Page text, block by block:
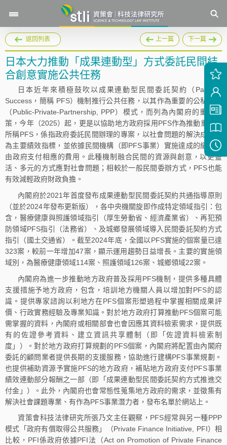
返回列表 上一篇 下一篇
日本大力推動「成果連動型」方式委託民間結
合創意實施公共任務
日本近年來積極鼓吹以成果連動型民間委託契約（Pay For
Success，簡稱 PFS）機制推行公共任務，以其作為重要的公私協力
（Public-Private-Partnership, PPP）模式，而列為內閣府的重要政
策，今年（2025）起，更是以協助地方政府採用PFS作為推動重點。
所稱PFS，係指政府委託民間辦理的專案，以社會問題的解決成效作
為主要績效指標，並依據民間機構（即PFS事業）實施達成的績效，
由政府支付相應的費用。此種機制融合民間的資源與創意，以更靈
活、多元的方式應對社會問題；相較於一般民間委辦方式，PFS也能
有效減輕政府財政負擔。
內閣府於2021年首度發布成果連動型民間委託契約共通指導原則
（並於2024年發布更新版），各中央機關旋即作成特定領域指引：包
含，醫療健康與照護領域指引（厚生勞動省、經濟產業省）、再犯預
防領域PFS指引（法務省）、及城鄉發展領域導入民間委託契約方式
指引（國土交通省）。截至2024年底，全國以PFS實施的個案量已達
323案，較前一年增加47案，顯示運用趨勢日益增長。主要的實施領
域別，為醫療健康領域114案、照護領域126案、城鄉領域22案。
內閣府為進一步推動地方政府普及採用PFS機制，提供多種具體
支援措施予地方政府，包含，培訓地方機關人員以增加對PFS的認
識。提供專家諮詢以利地方在PFS個案形塑過程中掌握相關成果評
價、行政實務經驗及專業知識。對於地方政府打算推動PFS個案可能
需掌握的資料，內閣府或相關部會也會因應其資料檢索需求，提供既
有的佐證參考資料、建立資訊共享體制（即「佐證資料檢索制
度」）。對於地方政府打算規劃的PFS個案，內閣府將配置由內閣府
委託的顧問業者提供長期的支援服務，協助進行建構PFS事業規劃。
也提供補助資源予實施PFS的地方政府，補貼地方政府支付PFS事業
績效連動部分報酬之一部（即「成果連動型民間委託契約方式推進交
付金」）。此外，內閣府也會常態性蒐集地方政府的需求，並徵集有
解決社會課題專業、有作為PFS事業潛力者，發布名單於網站上。
資策會科技法律研究所張乃文主任觀察，PFS經常與另一種PPP
模式「政府有償取得公共服務」（Private Finance Initiative, PFI）相
比較，PFI係政府依據PFI法（Act on Promotion of Private Finance